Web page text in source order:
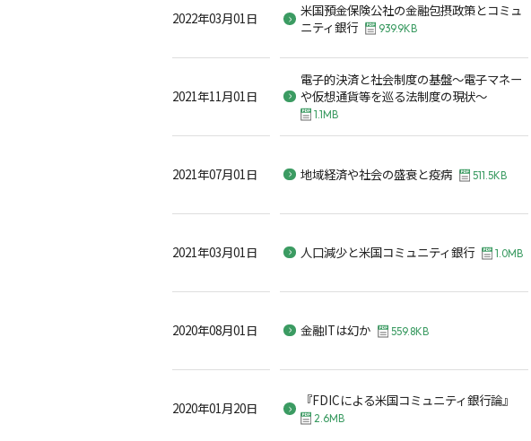
2022年03月01日
米国預金保険公社の金融包摂政策とコミュ
ニティ銀行
939.9KB
2021年11月01日
電子的決済と社会制度の基盤～電子マネー
や仮想通貨等を巡る法制度の現状～
1.1MB
2021年07月01日 地域経済や社会の盛衰と疫病 511.5KB
2021年03月01日 人口減少と米国コミュニティ銀行 1.0MB
2020年08月01日 金融ITは幻か 559.8KB
2020年01月20日 『FDICによる米国コミュニティ銀行論』
2.6MB